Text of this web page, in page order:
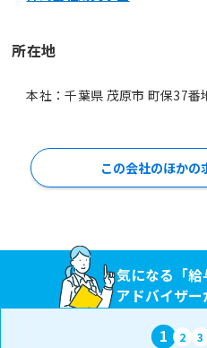
所在地
本社：千葉県 茂原市 町保37番
この会社のほかの
気になる「給
アドバイザ
1 2 3